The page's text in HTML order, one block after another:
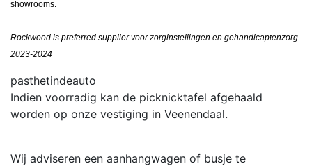
showrooms.
Rockwood is preferred supplier voor zorginstellingen en gehandicaptenzorg.
2023-2024
pasthetindeauto
Indien voorradig kan de picknicktafel afgehaald
worden op onze vestiging in Veenendaal.
Wij adviseren een aanhangwagen of busje te